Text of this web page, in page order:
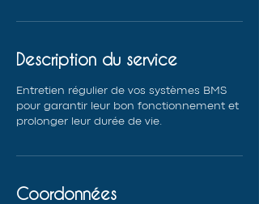
Description du service
Entretien régulier de vos systèmes BMS
pour garantir leur bon fonctionnement et
prolonger leur durée de vie.
Coordonnées